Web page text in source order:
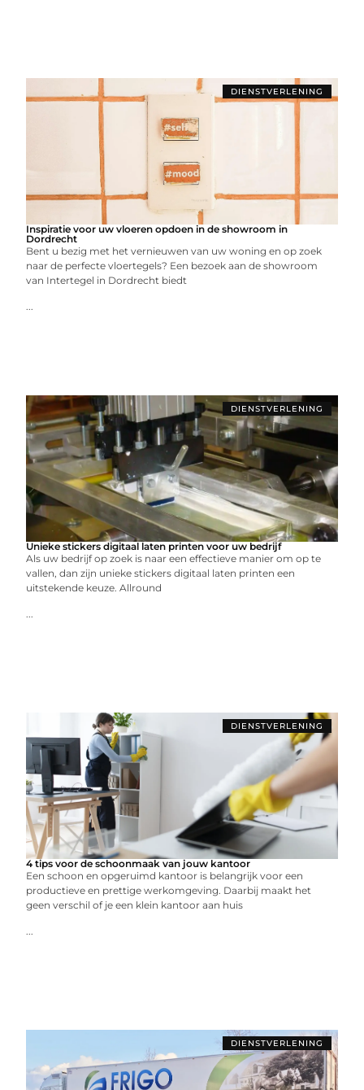
DIENSTVERLENING
Inspiratie voor uw vloeren opdoen in de showroom in
Dordrecht
Bent u bezig met het vernieuwen van uw woning en op zoek
naar de perfecte vloertegels? Een bezoek aan de showroom
van Intertegel in Dordrecht biedt
...
DIENSTVERLENING
Unieke stickers digitaal laten printen voor uw bedrijf
Als uw bedrijf op zoek is naar een effectieve manier om op te
vallen, dan zijn unieke stickers digitaal laten printen een
uitstekende keuze. Allround
...
DIENSTVERLENING
4 tips voor de schoonmaak van jouw kantoor
Een schoon en opgeruimd kantoor is belangrijk voor een
productieve en prettige werkomgeving. Daarbij maakt het
geen verschil of je een klein kantoor aan huis
...
DIENSTVERLENING